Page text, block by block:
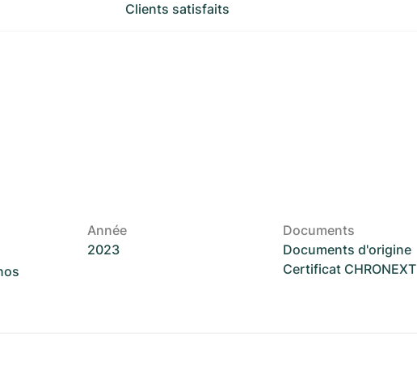
Clients satisfaits
Année
2023
Documents
Documents d'origine
Certificat CHRONEXT